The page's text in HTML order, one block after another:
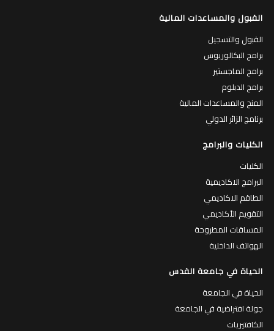
القبول والمساعدات المالية
القبول والتسجيل
برامج البكالوريوس
برامج الماجستير
برامج الدبلوم
المنح والمساعدات المالية
برنامج الزائر الدولي
الكليات والبرامج
الكليات
البرامج الاكاديمية
الطاقم الاكاديمي
التقويم الأكاديمي
المساقات المطروحة
الهواتف الداخلية
الحياة في جامعة القدس
الحياة في الجامعة
جولة افتراضية في الجامعة
الكافتيريات